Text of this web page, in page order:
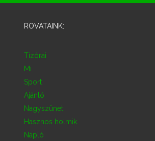
ROVATAINK:
Tízórai
Mi
Sport
Ajánló
Nagyszünet
Hasznos holmik
Napló